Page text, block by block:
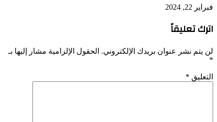
فبراير 22, 2024
اترك تعليقاً
لن يتم نشر عنوان بريدك الإلكتروني. الحقول الإلزامية مشار إليها بـ
*
التعليق *